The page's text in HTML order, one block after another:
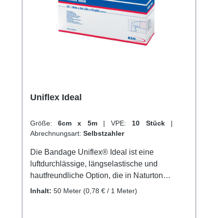
online bei uns und profitieren Sie von
unserem schnellen Versand und unserem
hervorragenden Kundenservice.
Uniflex Ideal
Größe: 6cm x 5m | VPE: 10 Stück |
Abrechnungsart: Selbstzahler
Die Bandage Uniflex® Ideal ist eine
luftdurchlässige, längselastische und
hautfreundliche Option, die in Naturton
erhältlich ist. Sie besteht aus einer
Inhalt: 50 Meter (0,78 € / 1 Meter)